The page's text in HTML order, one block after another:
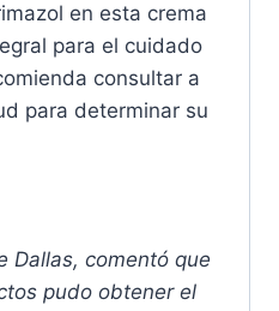
en esta crema
para el cuidado
consultar a
para determinar su
Dallas, comentó que
pudo obtener el